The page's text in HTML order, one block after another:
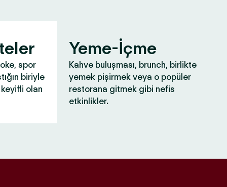
spor
biriyle
keyifli olan
Yeme-İçme
Kahve buluşması, brunch, birlikte
yemek pişirmek veya o popüler
restorana gitmek gibi nefis
etkinlikler.